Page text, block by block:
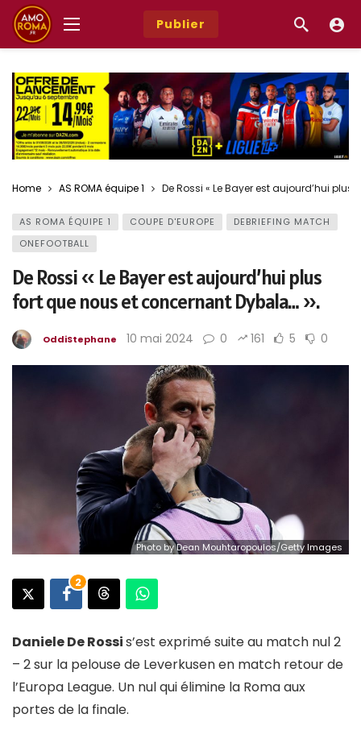
Publier
Home AS ROMA équipe 1 De Rossi « Le Bayer est aujourd’hui
AS ROMA ÉQUIPE 1 COUPE D'EUROPE
DEBRIEFING MATCH
ONEFOOTBALL
De Rossi « Le Bayer est aujourd’hui plus
fort que nous et concernant Dybala… ».
OddiStephane 10 mai 2024 0 161 5 0
Photo by Dean Mouhtaropoulos/Getty Images
2
Daniele De Rossis’est exprimé suite au match nul 2
– 2 sur la pelouse de Leverkusen en match retour de
l’Europa League. Un nul qui élimine la Roma aux
portes de la finale.